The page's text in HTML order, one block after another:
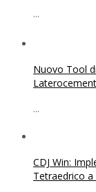
...
Nuovo Tool
...
CDJ Win:
Tetraedrico a